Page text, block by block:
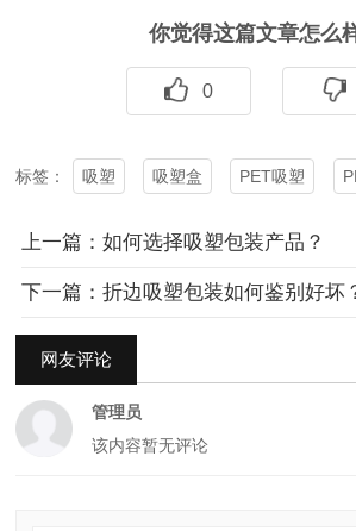
你觉得这篇文章怎么
0
标签： 吸塑 吸塑盒 PET吸塑
上一篇：如何选择吸塑包装​产品？
下一篇：折边吸塑包装如何鉴别好坏
网友评论
管理员
该内容暂无评论